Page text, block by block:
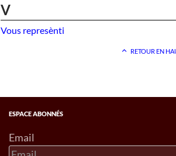
V
Vous represènti
RETOUR EN
ESPACE ABONNÉS
Email